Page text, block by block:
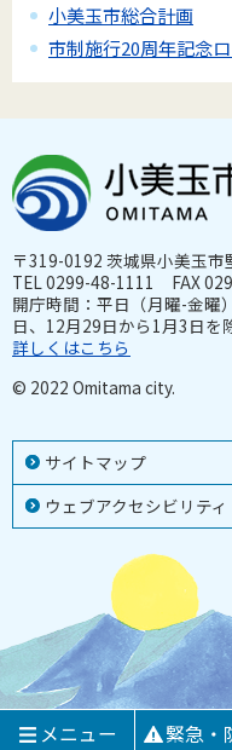
小美玉市総合計画
市制施行20周年記念
サイトマップ
ウェブアクセシビリティ
〒319-0192 茨城県小美玉市
TEL 0299-48-1111 FAX
開庁時間：平日（月曜-金曜
日、12月29日から1月3日を
詳しくはこちら
© 2022 Omitama city.
メニュー 緊急・